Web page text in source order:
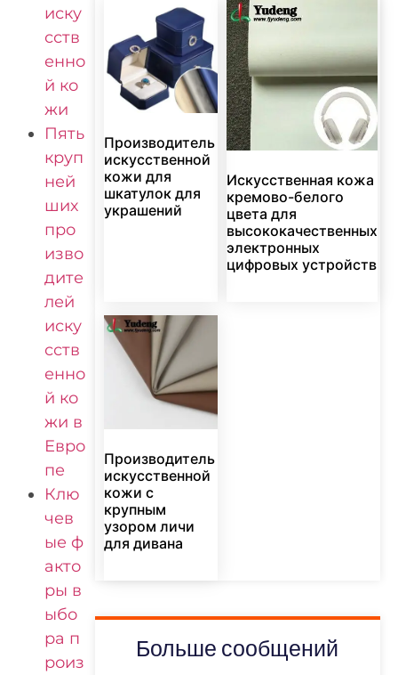
иску
сств
енно
й ко
жи
Пять
круп
ней
ших
про
изво
дите
лей
иску
сств
енно
й ко
жи в
Евро
пе
Клю
чев
ые ф
акто
ры в
ыбо
ра п
роиз
Производитель
искусственной
кожи для
шкатулок для
украшений
Искусственная кожа
кремово-белого
цвета для
высококачественных
электронных
цифровых устройств
Производитель
искусственной
кожи с
крупным
узором личи
для дивана
Больше сообщений